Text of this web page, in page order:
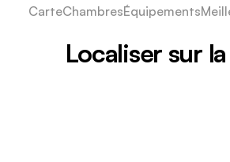
CarteChambresÉquipements
Localiser sur